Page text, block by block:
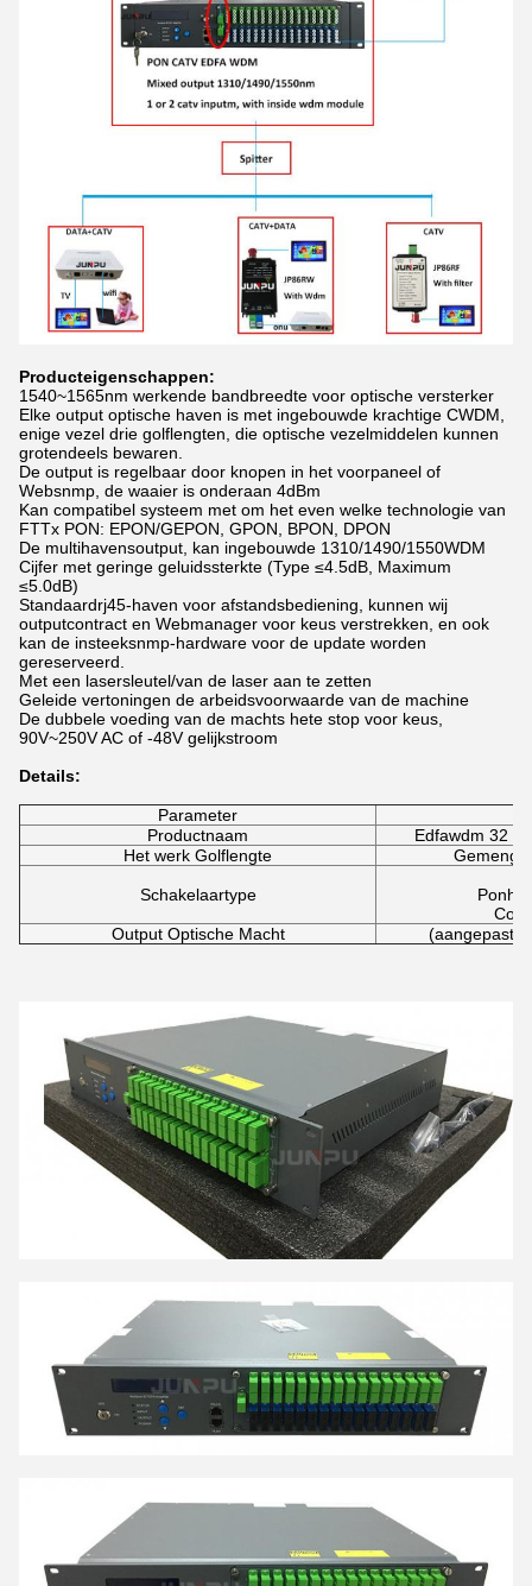
Producteigenschappen:
1540~1565nm werkende bandbreedte voor optische versterker
Elke output optische haven is met ingebouwde krachtige CWDM,
enige vezel drie golflengten, die optische vezelmiddelen kunnen
grotendeels bewaren.
De output is regelbaar door knopen in het voorpaneel of
Websnmp, de waaier is onderaan 4dBm
Kan compatibel systeem met om het even welke technologie van
FTTx PON: EPON/GEPON, GPON, BPON, DPON
De multihavensoutput, kan ingebouwde 1310/1490/1550WDM
Cijfer met geringe geluidssterkte (Type ≤4.5dB, Maximum
≤5.0dB)
Standaardrj45-haven voor afstandsbediening, kunnen wij
outputcontract en Webmanager voor keus verstrekken, en ook
kan de insteeksnmp-hardware voor de update worden
gereserveerd.
Met een lasersleutel/van de laser aan te zetten
Geleide vertoningen de arbeidsvoorwaarde van de machine
De dubbele voeding van de machts hete stop voor keus,
90V~250V AC of -48V gelijkstroom
Details:
Parameter
Productnaam
Edfawdm 32
Het werk Golflengte
Schakelaartype
Output Optische Macht
(aangepast)